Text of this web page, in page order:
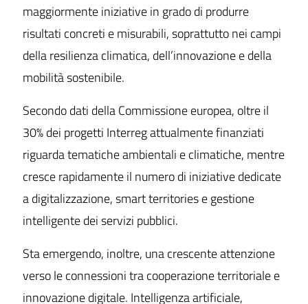
maggiormente iniziative in grado di produrre
risultati concreti e misurabili, soprattutto nei campi
della resilienza climatica, dell’innovazione e della
mobilità sostenibile.
Secondo dati della Commissione europea, oltre il
30% dei progetti Interreg attualmente finanziati
riguarda tematiche ambientali e climatiche, mentre
cresce rapidamente il numero di iniziative dedicate
a digitalizzazione, smart territories e gestione
intelligente dei servizi pubblici.
Sta emergendo, inoltre, una crescente attenzione
verso le connessioni tra cooperazione territoriale e
innovazione digitale. Intelligenza artificiale,